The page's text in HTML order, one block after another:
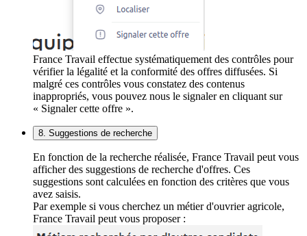
France Travail effectue systématiquement des contrôles pour
vérifier la légalité et la conformité des offres diffusées. Si
malgré ces contrôles vous constatez des contenus
inappropriés, vous pouvez nous le signaler en cliquant sur
« Signaler cette offre ».
8. Suggestions de recherche
En fonction de la recherche réalisée, France Travail peut vous
afficher des suggestions de recherche d'offres. Ces
suggestions sont calculées en fonction des critères que vous
avez saisis.
Par exemple si vous cherchez un métier d'ouvrier agricole,
France Travail peut vous proposer :